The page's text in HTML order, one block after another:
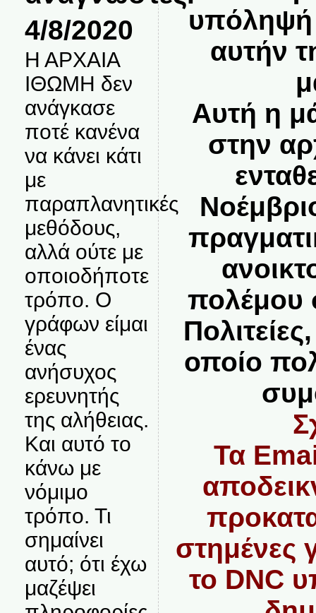
4/8/2020
Η ΑΡΧΑΙΑ
ΙΘΩΜΗ δεν
ανάγκασε
ποτέ κανένα
να κάνει κάτι
με
παραπλανητικές
μεθόδους,
αλλά ούτε με
οποιοδήποτε
τρόπο. Ο
γράφων είμαι
ένας
ανήσυχος
ερευνητής
της αλήθειας.
Και αυτό το
κάνω με
νόμιμο
τρόπο. Τι
σημαίνει
αυτό; ότι έχω
μαζέψει
υπόληψή
αυτήν
Αυτή η
στην
πολέμου
οποίο
Τα
στημένες
το DNC